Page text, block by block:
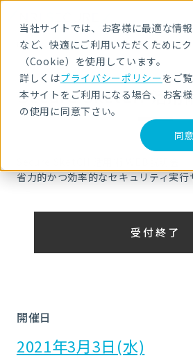
当社サイトでは、お客様に最適な情
など、快適にご利用いただくために
（Cookie）を使用しています。
詳しくはプライバシーポリシーをご
本サイトをご利用になる場合、お客
の使用に同意下さい。
同
HOME セキュリティセミナー・イベント
Secure SketCH 活用
省力的かつ効率的なセキュリティ実
受付終了
開催日
2021年3月3日(水)